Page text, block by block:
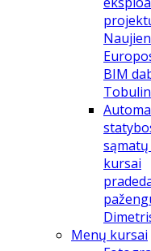
BIM
kursai
Menų kursai